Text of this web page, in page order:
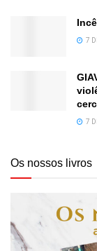
7
7
Os nossos livros